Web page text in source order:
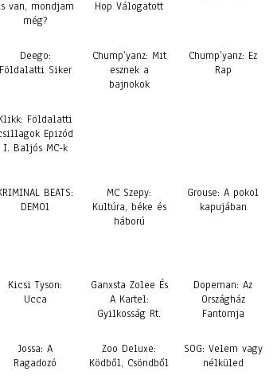
van, mondjam
még?
Hop Válogatott
Deego:
Földalatti Siker
Chump’yanz: Mit
esznek a
bajnokok
Chump’yanz: Ez
Rap
Földalatti
Epizód
I. Baljós MC-k
BEATS:
DEMO1
MC Szepy:
Kultúra, béke és
háború
Grouse: A pokol
kapujában
Kicsi Tyson:
Ucca
Ganxsta Zolee És
A Kartel:
Gyilkosság Rt.
Dopeman: Az
Országház
Fantomja
Jossa: A
Ragadozó
Zoo Deluxe:
Ködből, Csöndből
SOG: Velem vagy
nélküled